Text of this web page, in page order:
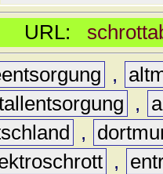
URL:
,
,
,
,